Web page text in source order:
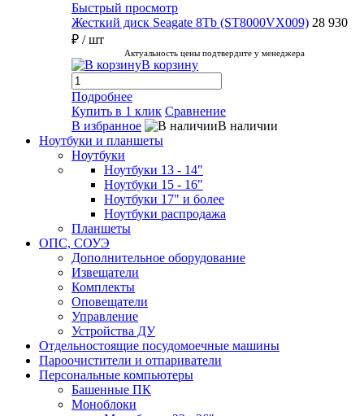
Быстрый просмотр
Жесткий диск Seagate 8Tb (ST8000VX009) 28 930
₽ / шт
Актуальность цены подтвердите у менеджера
В корзину
Подробнее
Купить в 1 клик Сравнение
В избранное
В наличии
Ноутбуки и планшеты
Ноутбуки
Ноутбуки 13 - 14"
Ноутбуки 15 - 16"
Ноутбуки 17" и более
Ноутбуки распродажа
Планшеты
ОПС, СОУЭ
Дополнительное оборудование
Извещатели
Комплекты
Оповещатели
Управление
Устройства ДУ
Отдельностоящие посудомоечные машины
Пароочистители и отпариватели
Персональные компьютеры
Башенные ПК
Моноблоки